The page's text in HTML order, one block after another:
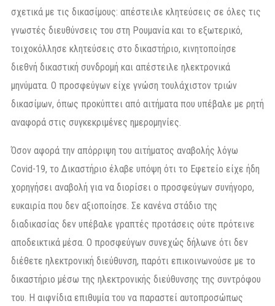
σχετικά με τις δικασίμους: απέστειλε κλητεύσεις σε όλες τις
γνωστές διευθύνσεις του στη Ρουμανία και το εξωτερικό,
τοιχοκόλλησε κλητεύσεις στο δικαστήριο, κινητοποίησε
διεθνή δικαστική συνδρομή και απέστειλε ηλεκτρονικά
μηνύματα. Ο προσφεύγων είχε γνώση τουλάχιστον τριών
δικασίμων, όπως προκύπτει από αιτήματα που υπέβαλε με ρητή
αναφορά στις συγκεκριμένες ημερομηνίες.
Όσον αφορά την απόρριψη του αιτήματος αναβολής λόγω
Covid-19, το Δικαστήριο έλαβε υπόψη ότι το Εφετείο είχε ήδη
χορηγήσει αναβολή για να διορίσει ο προσφεύγων συνήγορο,
ευκαιρία που δεν αξιοποίησε. Σε κανένα στάδιο της
διαδικασίας δεν υπέβαλε γραπτές προτάσεις ούτε πρότεινε
αποδεικτικά μέσα. Ο προσφεύγων συνεχώς δήλωνε ότι δεν
διέθετε ηλεκτρονική διεύθυνση, παρότι επικοινωνούσε με το
δικαστήριο μέσω της ηλεκτρονικής διεύθυνσης της συντρόφου
του. Η αιφνίδια επιθυμία του να παραστεί αυτοπροσώπως